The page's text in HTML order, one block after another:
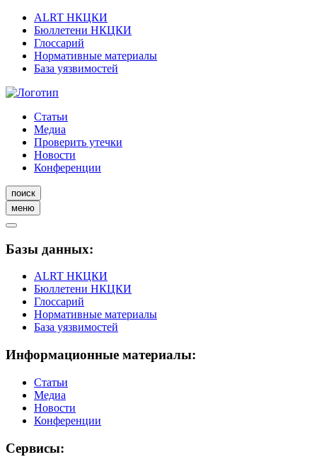
ALRT НКЦКИ
Бюллетени НКЦКИ
Глоссарий
Нормативные материалы
База уязвимостей
Статьи
Медиа
Проверить утечки
Новости
Конференции
поиск
меню
Базы данных:
ALRT НКЦКИ
Бюллетени НКЦКИ
Глоссарий
Нормативные материалы
База уязвимостей
Информационные материалы:
Статьи
Медиа
Новости
Конференции
Сервисы: